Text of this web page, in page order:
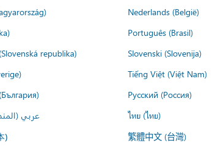
Nederlands (België)
Português (Brasil)
republika) Slovenski (Slovenija)
Tiếng Việt (Việt Nam)
Русский (Россия)
عربي ไทย (ไทย)
) 繁體中文 (台灣)